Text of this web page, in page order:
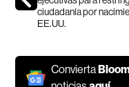
ciudadanía por
EE.UU.
Convierta